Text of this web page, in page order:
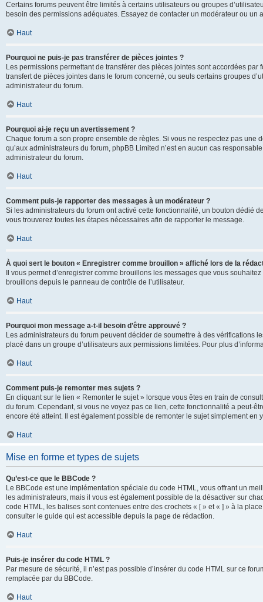
Certains forums peuvent être limités à certains utilisateurs ou groupes
besoin des permissions adéquates. Essayez de contacter un modérateur ou
Haut
Pourquoi ne puis-je pas transférer de pièces jointes ?
Les permissions permettant de transférer des pièces jointes sont accordées
transfert de pièces jointes dans le forum concerné, ou seuls certains groupes
administrateur du forum.
Haut
Pourquoi ai-je reçu un avertissement ?
Chaque forum a son propre ensemble de règles. Si vous ne respectez pas une
qu’aux administrateurs du forum, phpBB Limited n’est en aucun cas
administrateur du forum.
Haut
Comment puis-je rapporter des messages à un modérateur ?
Si les administrateurs du forum ont activé cette fonctionnalité, un bouton dédié
vous trouverez toutes les étapes nécessaires afin de rapporter le message.
Haut
À quoi sert le bouton « Enregistrer comme brouillon » affiché lors de la
Il vous permet d’enregistrer comme brouillons les messages que vous
brouillons depuis le panneau de contrôle de l’utilisateur.
Haut
Pourquoi mon message a-t-il besoin d’être approuvé ?
Les administrateurs du forum peuvent décider de soumettre à des vérifications
placé dans un groupe d’utilisateurs aux permissions limitées. Pour plus
Haut
Comment puis-je remonter mes sujets ?
En cliquant sur le lien « Remonter le sujet » lorsque vous êtes en train de
du forum. Cependant, si vous ne voyez pas ce lien, cette fonctionnalité a peut-
encore été atteint. Il est également possible de remonter le sujet simplement
Haut
Mise en forme et types de sujets
Qu’est-ce que le BBCode ?
Le BBCode est une implémentation spéciale du code HTML, vous offrant un
les administrateurs, mais il vous est également possible de la désactiver sur
code HTML, les balises sont contenues entre des crochets « [ » et « ] » à la
consulter le guide qui est accessible depuis la page de rédaction.
Haut
Puis-je insérer du code HTML ?
Par mesure de sécurité, il n’est pas possible d’insérer du code HTML sur ce
remplacée par du BBCode.
Haut